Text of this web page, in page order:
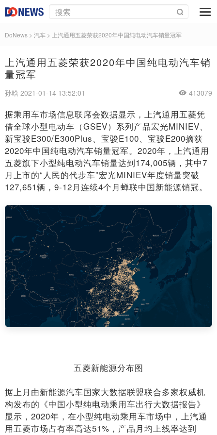
DoNews > 汽车 > 上汽通用五菱荣获2020年中国纯电动汽车销量冠军
上汽通用五菱荣获2020年中国纯电动汽车销
量冠军
孙晗 2021-01-14 13:52:01 413079
据乘用车市场信息联席会数据显示，上汽通用五菱凭
借全球小型电动车（GSEV）系列产品宏光MINIEV、
新宝骏E300/E300Plus、宝骏E100、宝骏E200摘获
2020年中国纯电动汽车销量冠军。2020年，上汽通用
五菱旗下小型纯电动汽车销量达到174,005辆，其中7
月上市的“人民的代步车”宏光MINIEV年度销量突破
127,651辆，9-12月连续4个月蝉联中国新能源销冠。
五菱新能源分布图
据上月由新能源汽车国家大数据联盟联合多家权威机
构发布的《中国小型纯电动乘用车出行大数据报告》
显示，2020年，在小型纯电动乘用车市场中，上汽通
用五菱市场占有率高达51%，产品月均上线率达到